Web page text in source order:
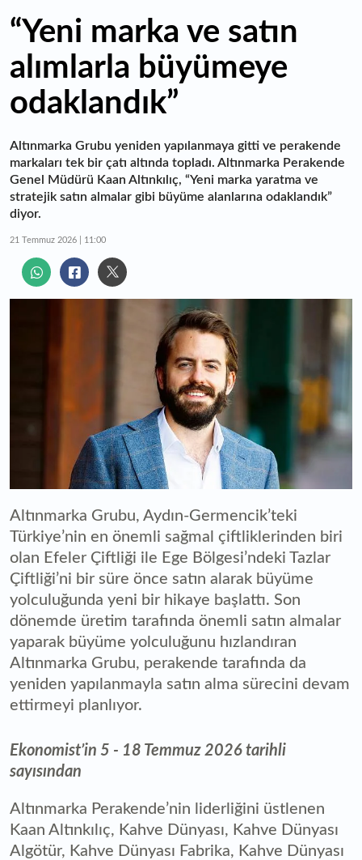
“Yeni marka ve satın
alımlarla büyümeye
odaklandık”
Altınmarka Grubu yeniden yapılanmaya gitti ve perakende
markaları tek bir çatı altında topladı. Altınmarka Perakende
Genel Müdürü Kaan Altınkılıç, “Yeni marka yaratma ve
stratejik satın almalar gibi büyüme alanlarına odaklandık”
diyor.
21 Temmuz 2026 | 11:00
Altınmarka Grubu, Aydın-Germencik’teki
Türkiye’nin en önemli sağmal çiftliklerinden biri
olan Efeler Çiftliği ile Ege Bölgesi’ndeki Tazlar
Çiftliği’ni bir süre önce satın alarak büyüme
yolculuğunda yeni bir hikaye başlattı. Son
dönemde üretim tarafında önemli satın almalar
yaparak büyüme yolculuğunu hızlandıran
Altınmarka Grubu, perakende tarafında da
yeniden yapılanmayla satın alma sürecini devam
ettirmeyi planlıyor.
Ekonomist’in 5 - 18 Temmuz 2026 tarihli
sayısından
Altınmarka Perakende’nin liderliğini üstlenen
Kaan Altınkılıç, Kahve Dünyası, Kahve Dünyası
Algötür, Kahve Dünyası Fabrika, Kahve Dünyası